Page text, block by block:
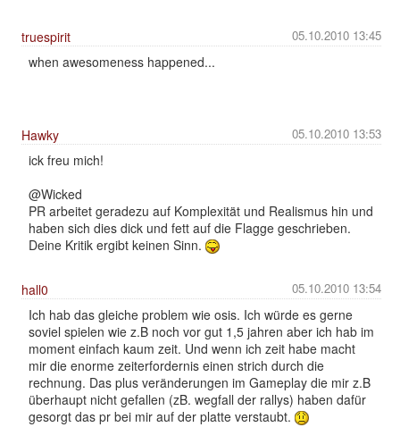
05.10.2010 13:45
truespirit
when awesomeness happened...
05.10.2010 13:53
Hawky
ick freu mich!
@Wicked
PR arbeitet geradezu auf Komplexität und Realismus hin und
haben sich dies dick und fett auf die Flagge geschrieben.
Deine Kritik ergibt keinen Sinn.
05.10.2010 13:54
hall0
Ich hab das gleiche problem wie osis. Ich würde es gerne
soviel spielen wie z.B noch vor gut 1,5 jahren aber ich hab im
moment einfach kaum zeit. Und wenn ich zeit habe macht
mir die enorme zeiterfordernis einen strich durch die
rechnung. Das plus veränderungen im Gameplay die mir z.B
überhaupt nicht gefallen (zB. wegfall der rallys) haben dafür
gesorgt das pr bei mir auf der platte verstaubt.